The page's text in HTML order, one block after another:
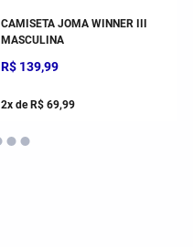
CAMISETA JOMA WINNER III
MASCULINA
R$ 139,99
2x deR$ 69,99